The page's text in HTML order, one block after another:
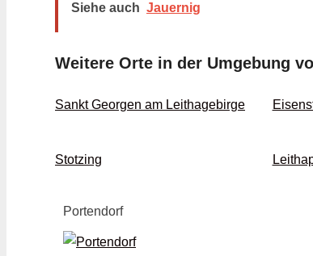
Siehe auch Jauernig
Weitere Orte in der Umgebung
Sankt Georgen am Leithagebirge
Stotzing
Portendorf